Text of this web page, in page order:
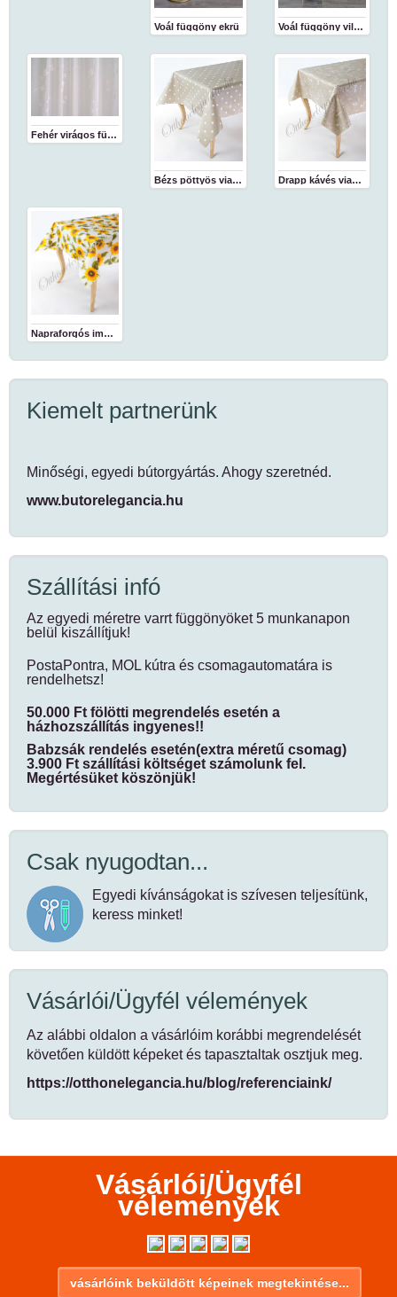
Voál függöny ekrü Voál függöny világosbarna
Fehér virágos függöny
Bézs pöttyös viaszosvászon abrosz Drapp kávés viaszosvászon abrosz
Napraforgós impregnált abrosz
Kiemelt partnerünk
Minőségi, egyedi bútorgyártás. Ahogy szeretnéd.
www.butorelegancia.hu
Szállítási infó
Az egyedi méretre varrt függönyöket 5 munkanapon
belül kiszállítjuk!
PostaPontra, MOL kútra és csomagautomatára is
rendelhetsz!
50.000 Ft fölötti megrendelés esetén a
házhozszállítás ingyenes!!
Babzsák rendelés esetén(extra méretű csomag)
3.900 Ft szállítási költséget számolunk fel.
Megértésüket köszönjük!
Csak nyugodtan...
Egyedi kívánságokat is szívesen teljesítünk,
keress minket!
Vásárlói/Ügyfél vélemények
Az alábbi oldalon a vásárlóim korábbi megrendelését
követően küldött képeket és tapasztaltak osztjuk meg.
https://otthonelegancia.hu/blog/referenciaink/
Vásárlói/Ügyfél
vélemények
vásárlóink beküldött képeinek megtekintése...